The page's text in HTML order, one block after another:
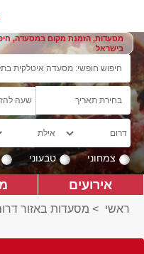
מסעדות, הזמנת מקום במסעדה,
בישראל
צמחוני טבעוני
אירועים
ראשי > מסעדות באזור